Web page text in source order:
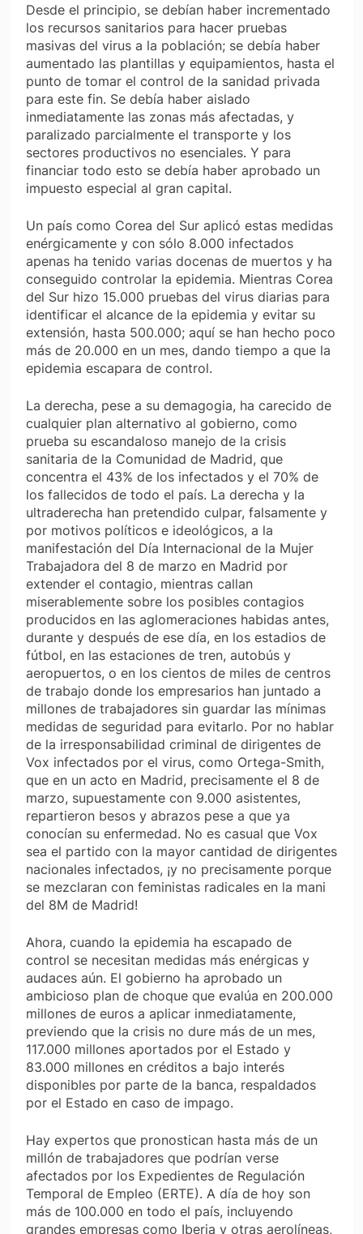
Desde el principio, se debían haber incrementado
los recursos sanitarios para hacer pruebas
masivas del virus a la población; se debía haber
aumentado las plantillas y equipamientos, hasta el
punto de tomar el control de la sanidad privada
para este fin. Se debía haber aislado
inmediatamente las zonas más afectadas, y
paralizado parcialmente el transporte y los
sectores productivos no esenciales. Y para
financiar todo esto se debía haber aprobado un
impuesto especial al gran capital.
Un país como Corea del Sur aplicó estas medidas
enérgicamente y con sólo 8.000 infectados
apenas ha tenido varias docenas de muertos y ha
conseguido controlar la epidemia. Mientras Corea
del Sur hizo 15.000 pruebas del virus diarias para
identificar el alcance de la epidemia y evitar su
extensión, hasta 500.000; aquí se han hecho poco
más de 20.000 en un mes, dando tiempo a que la
epidemia escapara de control.
La derecha, pese a su demagogia, ha carecido de
cualquier plan alternativo al gobierno, como
prueba su escandaloso manejo de la crisis
sanitaria de la Comunidad de Madrid, que
concentra el 43% de los infectados y el 70% de
los fallecidos de todo el país. La derecha y la
ultraderecha han pretendido culpar, falsamente y
por motivos políticos e ideológicos, a la
manifestación del Día Internacional de la Mujer
Trabajadora del 8 de marzo en Madrid por
extender el contagio, mientras callan
miserablemente sobre los posibles contagios
producidos en las aglomeraciones habidas antes,
durante y después de ese día, en los estadios de
fútbol, en las estaciones de tren, autobús y
aeropuertos, o en los cientos de miles de centros
de trabajo donde los empresarios han juntado a
millones de trabajadores sin guardar las mínimas
medidas de seguridad para evitarlo. Por no hablar
de la irresponsabilidad criminal de dirigentes de
Vox infectados por el virus, como Ortega-Smith,
que en un acto en Madrid, precisamente el 8 de
marzo, supuestamente con 9.000 asistentes,
repartieron besos y abrazos pese a que ya
conocían su enfermedad. No es casual que Vox
sea el partido con la mayor cantidad de dirigentes
nacionales infectados, ¡y no precisamente porque
se mezclaran con feministas radicales en la mani
del 8M de Madrid!
Ahora, cuando la epidemia ha escapado de
control se necesitan medidas más enérgicas y
audaces aún. El gobierno ha aprobado un
ambicioso plan de choque que evalúa en 200.000
millones de euros a aplicar inmediatamente,
previendo que la crisis no dure más de un mes,
117.000 millones aportados por el Estado y
83.000 millones en créditos a bajo interés
disponibles por parte de la banca, respaldados
por el Estado en caso de impago.
Hay expertos que pronostican hasta más de un
millón de trabajadores que podrían verse
afectados por los Expedientes de Regulación
Temporal de Empleo (ERTE). A día de hoy son
más de 100.000 en todo el país, incluyendo
grandes empresas como Iberia y otras aerolíneas,